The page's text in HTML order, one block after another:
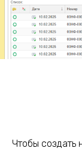
Чтобы создать